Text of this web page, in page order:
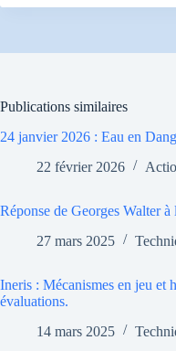
Publications similaires
24 janvier 2026 : Eau en
22 février 2026
Réponse de Georges Walter à
27 mars 2025
Ineris : Mécanismes en jeu et
évaluations.
14 mars 2025